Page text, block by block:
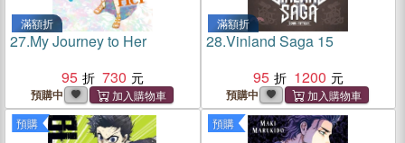
滿額折
27.My Journey to Her
95
730
預購中
滿額折
28.Vinland Saga 15
95
1200
預購中
預購 預購